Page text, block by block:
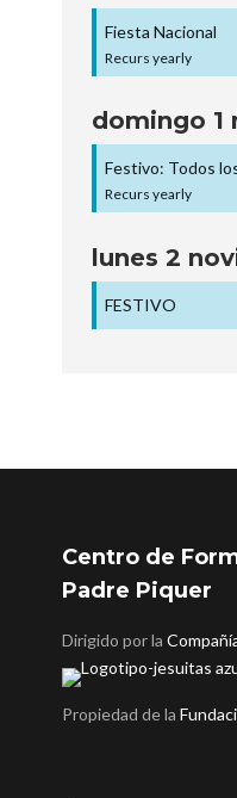
Fiesta Nacional
Recurs yearly
domingo 1
Festivo: Todos
Recurs yearly
lunes 2
FESTIVO
Centro de
Padre Piquer
Dirigido por la
Propiedad de la